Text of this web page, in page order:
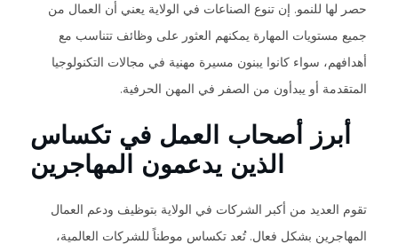
حصر لها للنمو. إن تنوع الصناعات في الولاية يعني أن العمال من
جميع مستويات المهارة يمكنهم العثور على وظائف تتناسب مع
أهدافهم، سواء كانوا يبنون مسيرة مهنية في مجالات التكنولوجيا
المتقدمة أو يبدأون من الصفر في المهن الحرفية.
أبرز أصحاب العمل في تكساس
الذين يدعمون المهاجرين
تقوم العديد من أكبر الشركات في الولاية بتوظيف ودعم العمال
المهاجرين بشكل فعال. تُعد تكساس موطناً للشركات العالمية،